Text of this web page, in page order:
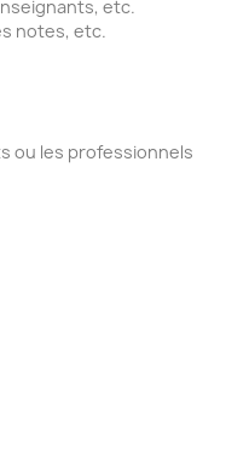
etc.
notes, etc.
ou les professionnels